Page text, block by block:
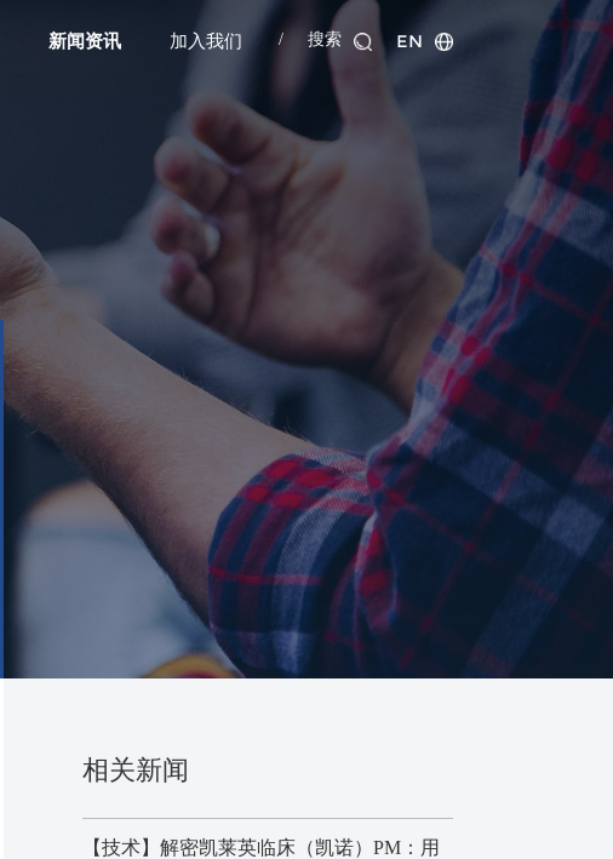
新闻资讯 加入我们 / 搜索 EN
相关新闻
【技术】解密凯莱英临床（凯诺）PM：用